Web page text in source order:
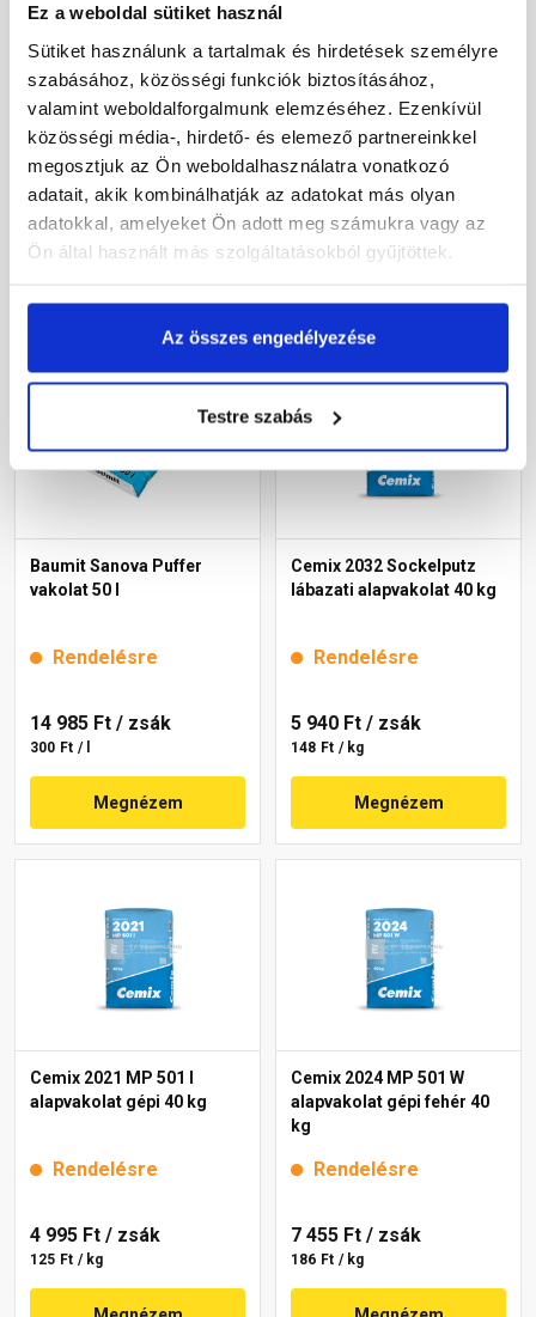
Ez a weboldal sütiket használ
Sütiket használunk a tartalmak és hirdetések személyre
szabásához, közösségi funkciók biztosításához,
valamint weboldalforgalmunk elemzéséhez. Ezenkívül
közösségi média-, hirdető- és elemező partnereinkkel
megosztjuk az Ön weboldalhasználatra vonatkozó
adatait, akik kombinálhatják az adatokat más olyan
adatokkal, amelyeket Ön adott meg számukra vagy az
Ön által használt más szolgáltatásokból gyűjtöttek.
Az összes engedélyezése
Testre szabás
Cemix 2052 MP Leicht A
könnyített alapvakolat gépi
40 kg
Rendelésre
8 505 Ft / zsák
Baumit Sanova vakolat W
40 kg
Rendelésre
11 260 Ft / zsák
282 Ft / kg
Baumit Sanova Puffer
vakolat 50 l
Rendelésre
14 985 Ft / zsák
300 Ft / l
Megnézem
Cemix 2032 Sockelputz
lábazati alapvakolat 40 kg
Rendelésre
5 940 Ft / zsák
148 Ft / kg
Megnézem
Cemix 2021 MP 501 I
alapvakolat gépi 40 kg
Rendelésre
4 995 Ft / zsák
125 Ft / kg
Cemix 2024 MP 501 W
alapvakolat gépi fehér 40
kg
Rendelésre
7 455 Ft / zsák
186 Ft / kg